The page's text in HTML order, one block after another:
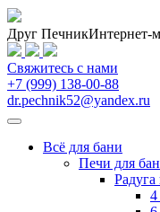
Друг ПечникИнтернет-
Свяжитесь с нами
+7 (999) 138-00-88
dr.pechnik52@yandex.ru
Всё для бани
Печи для
Радуга
4